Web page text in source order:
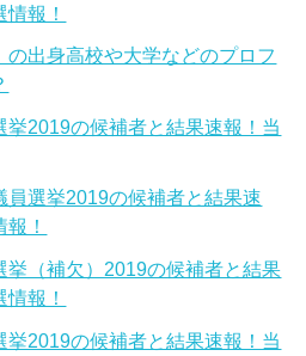
報！
の出身高校や大学などのプロフ
挙2019の候補者と結果速報！当
員選挙2019の候補者と結果速
！
挙（補欠）2019の候補者と結果
報！
挙2019の候補者と結果速報！当